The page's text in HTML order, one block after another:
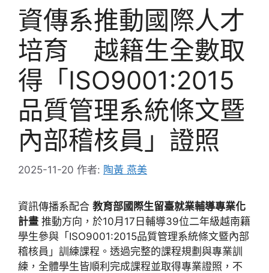
資傳系推動國際人才
培育 越籍生全數取
得「ISO9001:2015
品質管理系統條文暨
內部稽核員」證照
2025-11-20 作者: 陶黃 燕美
資訊傳播系配合 教育部國際生留臺就業輔導專業化
計畫 推動方向，於10月17日輔導39位二年級越南籍
學生參與「ISO9001:2015品質管理系統條文暨內部
稽核員」訓練課程。透過完整的課程規劃與專業訓
練，全體學生皆順利完成課程並取得專業證照，不